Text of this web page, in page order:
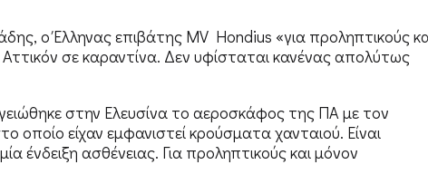
ο Έλληνας επιβάτης MV Hondius «για προληπτικούς
σε καραντίνα. Δεν υφίσταται κανένας απολύτως
στην Ελευσίνα το αεροσκάφος της ΠΑ με τον
οποίο είχαν εμφανιστεί κρούσματα χανταιού. Είναι
ένδειξη ασθένειας. Για προληπτικούς και μόνον